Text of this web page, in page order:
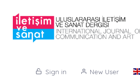
Sign in New User